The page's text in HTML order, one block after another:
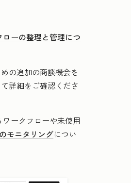
ローの整理と管理につ
の追加の商談機会を
詳細をご確認くださ
ークフローや未使用
モニタリングについ